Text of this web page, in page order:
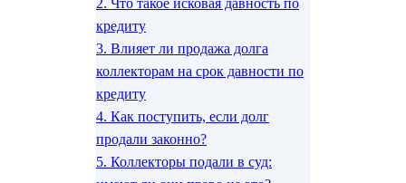
2. Что такое исковая давность по
кредиту
3. Влияет ли продажа долга
коллекторам на срок давности по
кредиту
4. Как поступить, если долг
продали законно?
5. Коллекторы подали в суд: